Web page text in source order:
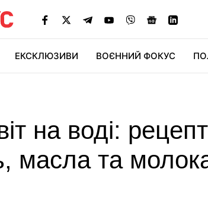
ЕКСКЛЮЗИВИ ВОЄННИЙ ФОКУС
на воді:
масла та